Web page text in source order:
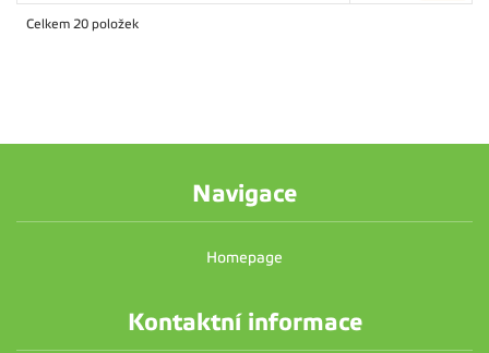
Celkem 20 položek
Navigace
Homepage
Kontaktní informace